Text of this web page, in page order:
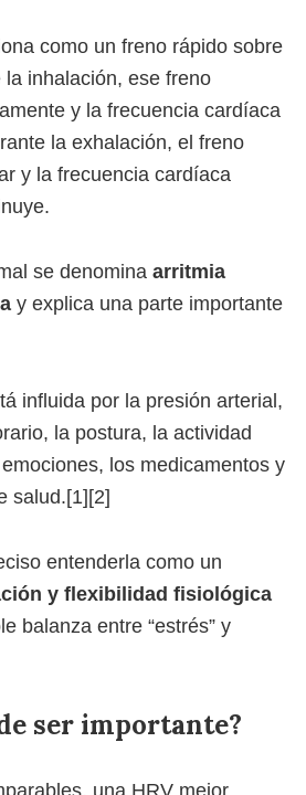
como un freno rápido sobre
inhalación, ese freno
y la frecuencia cardíaca
la exhalación, el freno
y la frecuencia cardíaca
se denomina arritmia
y explica una parte importante
influida por la presión arterial,
la postura, la actividad
los medicamentos y
salud.[1][2]
entenderla como un
y flexibilidad fisiológica
balanza entre “estrés” y
ser importante?
una HRV mejor